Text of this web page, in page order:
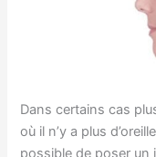
Dans certains cas
où il n’y a plus
possible de poser un